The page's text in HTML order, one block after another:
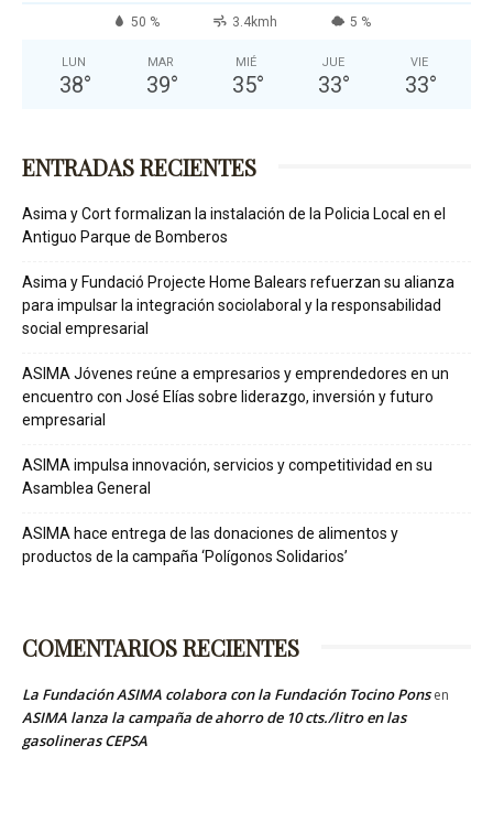
50 % 3.4kmh 5 %
LUN
38°
MAR
39°
MIÉ
35°
JUE
33°
VIE
33°
ENTRADAS RECIENTES
Asima y Cort formalizan la instalación de la Policia Local en el
Antiguo Parque de Bomberos
Asima y Fundació Projecte Home Balears refuerzan su alianza
para impulsar la integración sociolaboral y la responsabilidad
social empresarial
ASIMA Jóvenes reúne a empresarios y emprendedores en un
encuentro con José Elías sobre liderazgo, inversión y futuro
empresarial
ASIMA impulsa innovación, servicios y competitividad en su
Asamblea General
ASIMA hace entrega de las donaciones de alimentos y
productos de la campaña ‘Polígonos Solidarios’
COMENTARIOS RECIENTES
La Fundación ASIMA colabora con la Fundación Tocino Ponsen
ASIMA lanza la campaña de ahorro de 10 cts./litro en las
gasolineras CEPSA